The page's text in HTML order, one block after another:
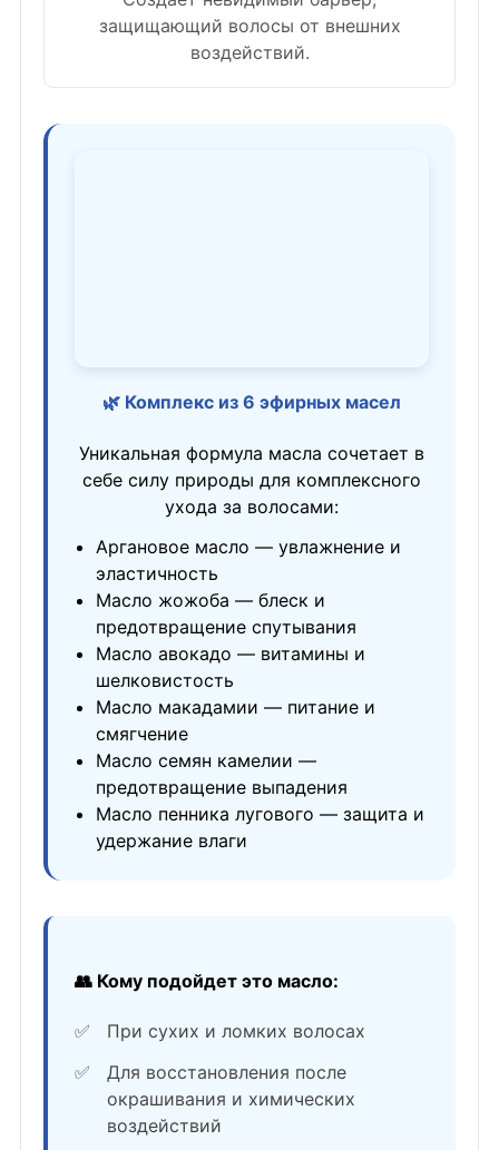
защищающий волосы от внешних
воздействий.
🌿 Комплекс из 6 эфирных масел
Уникальная формула масла сочетает в
себе силу природы для комплексного
ухода за волосами:
Аргановое масло — увлажнение и
эластичность
Масло жожоба — блеск и
предотвращение спутывания
Масло авокадо — витамины и
шелковистость
Масло макадамии — питание и
смягчение
Масло семян камелии —
предотвращение выпадения
Масло пенника лугового — защита и
удержание влаги
👥 Кому подойдет это масло:
При сухих и ломких волосах
Для восстановления после
окрашивания и химических
воздействий